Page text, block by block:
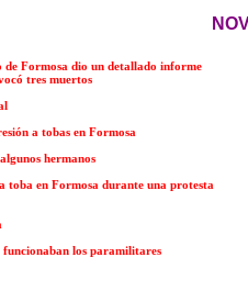
Formosa dio un detallado informe
tres muertos
a tobas en Formosa
hermanos
toba en Formosa durante una protesta
funcionaban los paramilitares